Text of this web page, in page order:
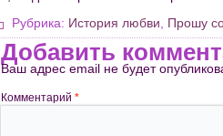
Рубрика: История любви Прошу
Добавить
Ваш адрес email не будет
Комментарий *